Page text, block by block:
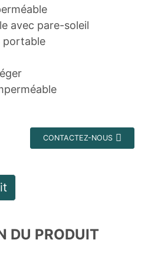
avec pare-soleil
portable
CONTACTEZ-NOUS
DU PRODUIT